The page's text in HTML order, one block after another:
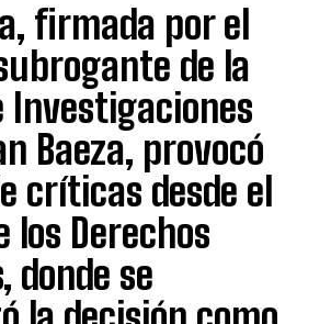
firmada por el
de la
Investigaciones
Baeza, provocó
críticas desde el
los Derechos
donde se